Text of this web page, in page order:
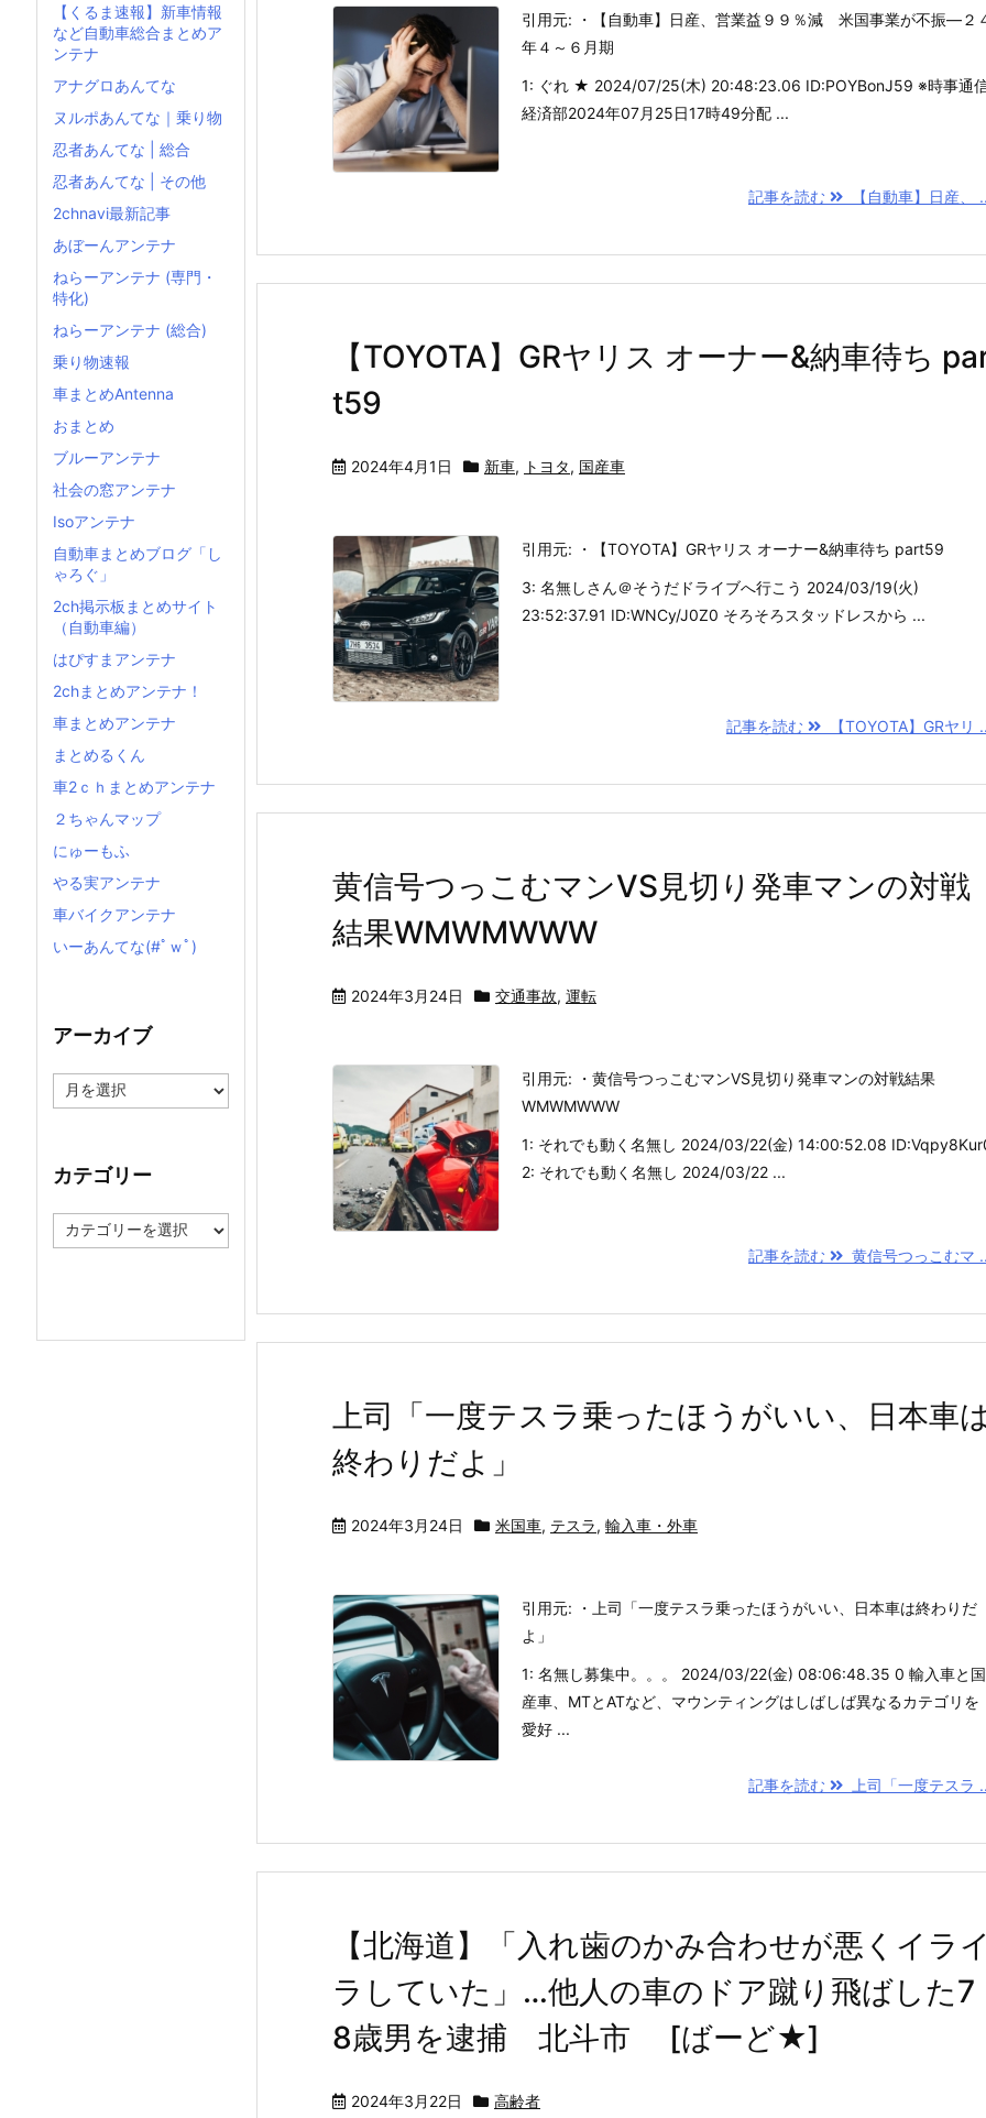
引用元: ・【自動車】日産、営業益９９％減 米国事業が不振―２
年４～６月期
1: ぐれ ★ 2024/07/25(木) 20:48:23.06 ID:POYBonJ59 ※時事通
経済部2024年07月25日17時49分配 ...
記事を読む 【自動車】日産、
【TOYOTA】GRヤリス オーナー&納車待ち
t59
2024年4月1日 新車, トヨタ, 国産車
引用元: ・【TOYOTA】GRヤリス オーナー&納車待ち part59
3: 名無しさん＠そうだドライブへ行こう 2024/03/19(火)
23:52:37.91 ID:WNCy/J0Z0 そろそろスタッドレスから ...
記事を読む 【TOYOTA】GRヤリ
黄信号つっこむマンVS見切り発車マンの対戦
結果WMWMWWW
2024年3月24日 交通事故, 運転
引用元: ・黄信号つっこむマンVS見切り発車マンの対戦結果
WMWMWWW
1: それでも動く名無し 2024/03/22(金) 14:00:52.08
2: それでも動く名無し 2024/03/22 ...
記事を読む 黄信号つっこむマ
上司「一度テスラ乗ったほうがいい、日本車
終わりだよ」
2024年3月24日 米国車, テスラ, 輸入車・外車
引用元: ・上司「一度テスラ乗ったほうがいい、日本車は終わりだ
よ」
1: 名無し募集中。。。 2024/03/22(金) 08:06:48.35 0 輸入車と国
産車、MTとATなど、マウンティングはしばしば異なるカテゴリを
愛好 ...
記事を読む 上司「一度テスラ
【北海道】「入れ歯のかみ合わせが悪くイラ
ラしていた」…他人の車のドア蹴り飛ばした7
8歳男を逮捕 北斗市 [ばーど★]
2024年3月22日 高齢者
【くるま速報】新車情報
など自動車総合まとめア
ンテナ
アナグロあんてな
ヌルポあんてな｜乗り物
忍者あんてな | 総合
忍者あんてな | その他
2chnavi最新記事
あぼーんアンテナ
ねらーアンテナ (専門・
特化)
ねらーアンテナ (総合)
乗り物速報
車まとめAntenna
おまとめ
ブルーアンテナ
社会の窓アンテナ
Isoアンテナ
自動車まとめブログ「し
ゃろぐ」
2ch掲示板まとめサイト
（自動車編）
はぴすまアンテナ
2chまとめアンテナ！
車まとめアンテナ
まとめるくん
車2ｃｈまとめアンテナ
２ちゃんマップ
にゅーもふ
やる実アンテナ
車バイクアンテナ
いーあんてな(#ﾟｗﾟ)
アーカイブ
ー
ブ
カテゴリー
テ